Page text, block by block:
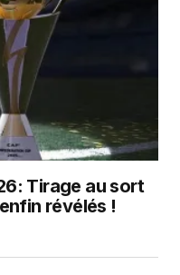
Tirage au sort
révélés !